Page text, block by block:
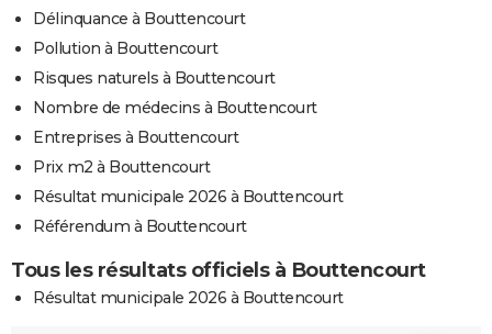
Délinquance à Bouttencourt
Pollution à Bouttencourt
Risques naturels à Bouttencourt
Nombre de médecins à Bouttencourt
Entreprises à Bouttencourt
Prix m2 à Bouttencourt
Résultat municipale 2026 à Bouttencourt
Référendum à Bouttencourt
Tous les résultats officiels à Bouttencourt
Résultat municipale 2026 à Bouttencourt